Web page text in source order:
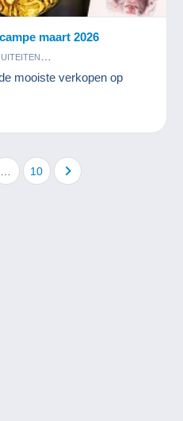
maart 2026
POSTKAARTEN POSTZEGELS
mooiste verkopen op
10